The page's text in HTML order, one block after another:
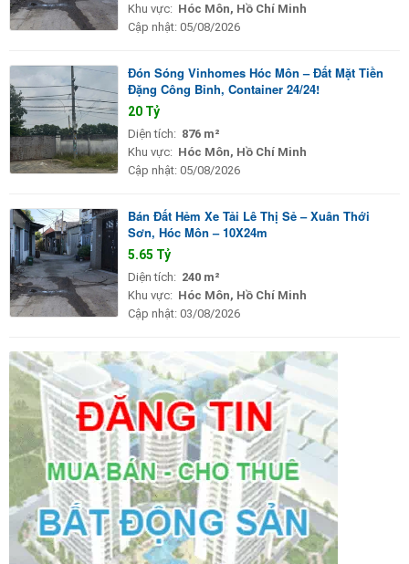
Khu vực: Hóc Môn, Hồ Chí Minh
Cập nhật: 05/08/2026
Đón Sóng Vinhomes Hóc Môn – Đất Mặt Tiền
Đặng Công Bỉnh, Container 24/24!
20 Tỷ
Diện tích: 876 m²
Khu vực: Hóc Môn, Hồ Chí Minh
Cập nhật: 05/08/2026
Bán Đất Hẻm Xe Tải Lê Thị Sẻ – Xuân Thới
Sơn, Hóc Môn – 10X24m
5.65 Tỷ
Diện tích: 240 m²
Khu vực: Hóc Môn, Hồ Chí Minh
Cập nhật: 03/08/2026